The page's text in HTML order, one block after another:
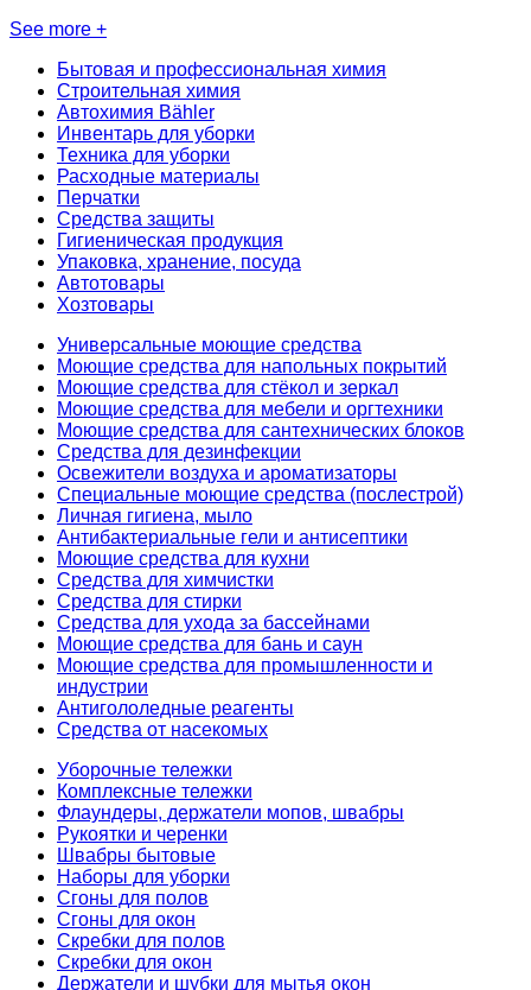
See more +
Бытовая и профессиональная химия
Строительная химия
Автохимия Bähler
Инвентарь для уборки
Техника для уборки
Расходные материалы
Перчатки
Средства защиты
Гигиеническая продукция
Упаковка, хранение, посуда
Автотовары
Хозтовары
Универсальные моющие средства
Моющие средства для напольных покрытий
Моющие средства для стёкол и зеркал
Моющие средства для мебели и оргтехники
Моющие средства для сантехнических блоков
Средства для дезинфекции
Освежители воздуха и ароматизаторы
Специальные моющие средства (послестрой)
Личная гигиена, мыло
Антибактериальные гели и антисептики
Моющие средства для кухни
Средства для химчистки
Средства для стирки
Средства для ухода за бассейнами
Моющие средства для бань и саун
Моющие средства для промышленности и
индустрии
Антигололедные реагенты
Средства от насекомых
Уборочные тележки
Комплексные тележки
Флаундеры, держатели мопов, швабры
Рукоятки и черенки
Швабры бытовые
Наборы для уборки
Сгоны для полов
Сгоны для окон
Скребки для полов
Скребки для окон
Держатели и шубки для мытья окон